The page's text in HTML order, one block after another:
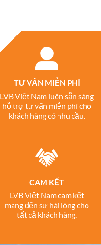
TƯ VẤN MIỄN PHÍ
LVB Việt Nam luôn sẵn sàng
hỗ trợ tư vấn miễn phí cho
khách hàng có nhu cầu.
CAM KẾT
LVB Việt Nam cam kết
mang đến sự hài lòng cho
tất cả khách hàng.